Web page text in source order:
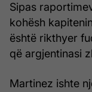
Sipas
kohësh
është rikthyer
që argjentinasi
Martinez ishte